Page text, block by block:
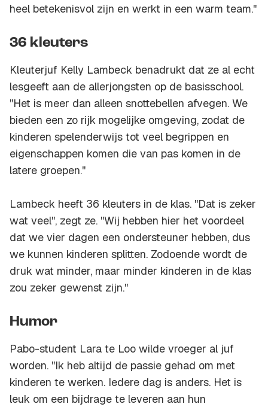
heel betekenisvol zijn en werkt in een warm team.''
36 kleuters
Kleuterjuf Kelly Lambeck benadrukt dat ze al echt
lesgeeft aan de allerjongsten op de basisschool.
''Het is meer dan alleen snottebellen afvegen. We
bieden een zo rijk mogelijke omgeving, zodat de
kinderen spelenderwijs tot veel begrippen en
eigenschappen komen die van pas komen in de
latere groepen.''
Lambeck heeft 36 kleuters in de klas. ''Dat is zeker
wat veel'', zegt ze. ''Wij hebben hier het voordeel
dat we vier dagen een ondersteuner hebben, dus
we kunnen kinderen splitten. Zodoende wordt de
druk wat minder, maar minder kinderen in de klas
zou zeker gewenst zijn.''
Humor
Pabo-student Lara te Loo wilde vroeger al juf
worden. ''Ik heb altijd de passie gehad om met
kinderen te werken. Iedere dag is anders. Het is
leuk om een bijdrage te leveren aan hun